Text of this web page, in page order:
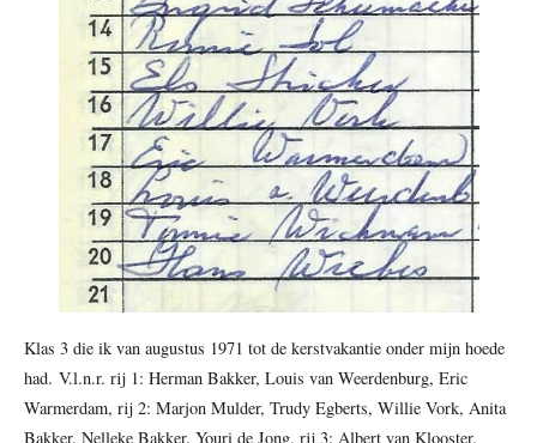
Klas 3 die ik van augustus 1971 tot de kerstvakantie onder mijn hoede
had. V.l.n.r. rij 1: Herman Bakker, Louis van Weerdenburg, Eric
Warmerdam, rij 2: Marjon Mulder, Trudy Egberts, Willie Vork, Anita
Bakker, Nelleke Bakker, Youri de Jong, rij 3: Albert van Klooster,